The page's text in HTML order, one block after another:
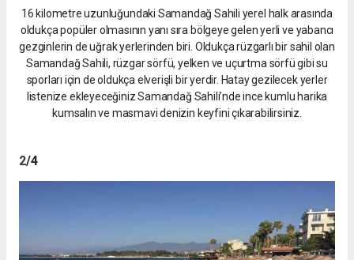
16 kilometre uzunluğundaki Samandağ Sahili yerel halk arasında
oldukça popüler olmasının yanı sıra bölgeye gelen yerli ve yabancı
gezginlerin de uğrak yerlerinden biri. Oldukça rüzgarlı bir sahil olan
Samandağ Sahili, rüzgar sörfü, yelken ve uçurtma sörfü gibi su
sporları için de oldukça elverişli bir yerdir. Hatay gezilecek yerler
listenize ekleyeceğiniz Samandağ Sahili’nde ince kumlu harika
kumsalın ve masmavi denizin keyfini çıkarabilirsiniz.
2/4